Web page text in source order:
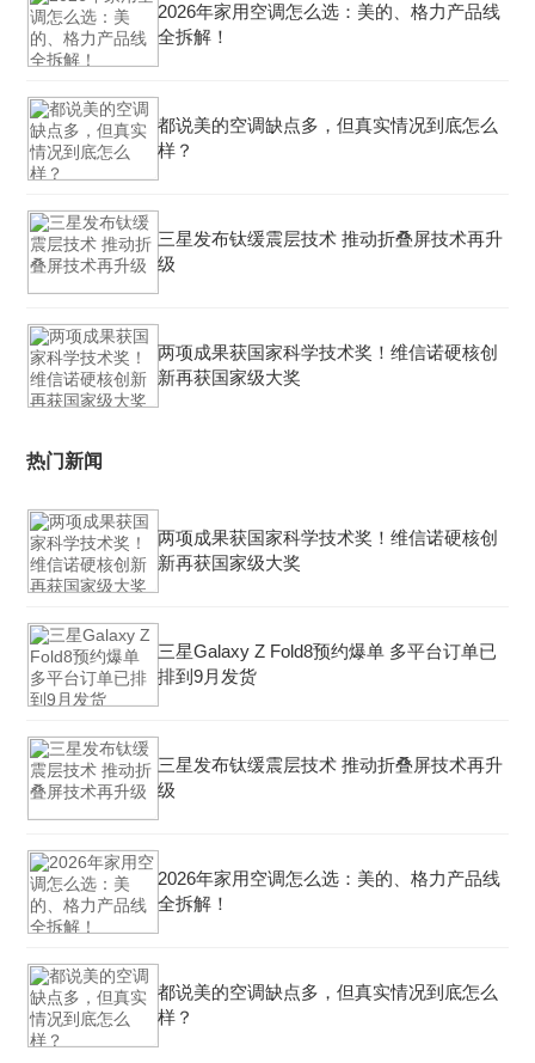
2026年家用空调怎么选：美的、格力产品线
全拆解！
都说美的空调缺点多，但真实情况到底怎么
样？
三星发布钛缓震层技术 推动折叠屏技术再升
级
两项成果获国家科学技术奖！维信诺硬核创
新再获国家级大奖
热门新闻
两项成果获国家科学技术奖！维信诺硬核创
新再获国家级大奖
三星Galaxy Z Fold8预约爆单 多平台订单已
排到9月发货
三星发布钛缓震层技术 推动折叠屏技术再升
级
2026年家用空调怎么选：美的、格力产品线
全拆解！
都说美的空调缺点多，但真实情况到底怎么
样？